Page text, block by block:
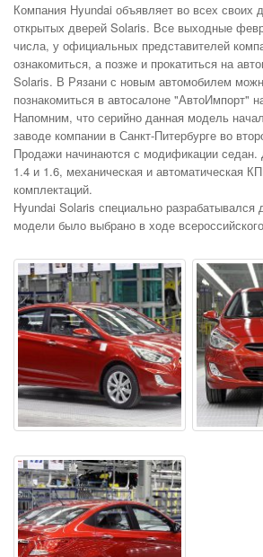
Компания Hyundai объявляет во всех своих
открытых дверей Solaris. Все выходные
числа, у официальных представителей
ознакомиться, а позже и прокатиться на
Solaris. В Рязани с новым автомобилем
познакомиться в автосалоне "АвтоИмпорт"
Напомним, что серийно данная модель
заводе компании в Санкт-Питербурге во
Продажи начинаются с модификации седан.
1.4 и 1.6, механическая и автоматическая
комплектаций.
Hyundai Solaris специально разрабатывался
модели было выбрано в ходе